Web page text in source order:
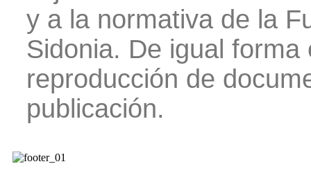
y a la normativa de la
Sidonia. De igual
reproducción de
publicación.